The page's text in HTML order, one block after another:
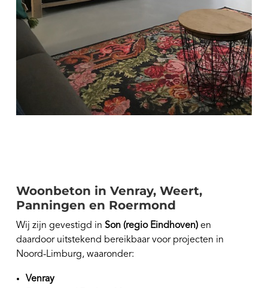
Woonbeton in Venray, Weert,
Panningen en Roermond
Wij zijn gevestigd in Son (regio Eindhoven) en
daardoor uitstekend bereikbaar voor projecten in
Noord-Limburg, waaronder:
Venray